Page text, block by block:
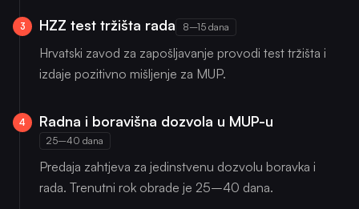
3 HZZ test tržišta rada 8–15 dana
Hrvatski zavod za zapošljavanje provodi test tržišta i
izdaje pozitivno mišljenje za MUP.
4 Radna i boravišna dozvola u MUP-u
25–40 dana
Predaja zahtjeva za jedinstvenu dozvolu boravka i
rada. Trenutni rok obrade je 25–40 dana.